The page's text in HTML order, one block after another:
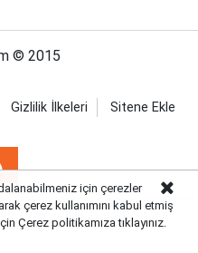
© 2015
Gizlilik İlkeleri Sitene Ekle
için çerezler
çerez kullanımını kabul etmiş
Çerez politikamızatıklayınız.